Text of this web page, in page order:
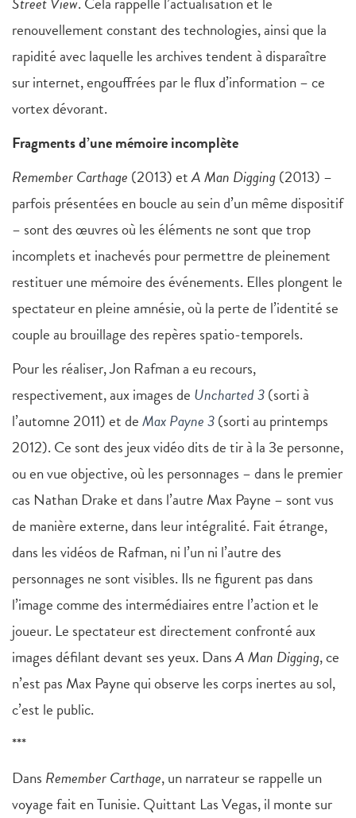
renouvellement constant des technologies, ainsi que la
rapidité avec laquelle les archives tendent à disparaître
sur internet, engouffrées par le flux d’information – ce
vortex dévorant.
Fragments d’une mémoire incomplète
Remember Carthage (2013) etA Man Digging(2013) –
parfois présentées en boucle au sein d’un même dispositif
– sont des œuvres où les éléments ne sont que trop
incomplets et inachevés pour permettre de pleinement
restituer une mémoire des événements. Elles plongent le
spectateur en pleine amnésie, où la perte de l’identité se
couple au brouillage des repères spatio-temporels.
Pour les réaliser, Jon Rafman a eu recours,
respectivement, aux images de Uncharted 3(sorti à
l’automne 2011) et deMax Payne 3(sorti au printemps
2012). Ce sont des jeux vidéo dits de tir à la 3e personne,
ou en vue objective, où les personnages – dans le premier
cas Nathan Drake et dans l’autre Max Payne – sont vus
de manière externe, dans leur intégralité. Fait étrange,
dans les vidéos de Rafman, ni l’un ni l’autre des
personnages ne sont visibles. Ils ne figurent pas dans
l’image comme des intermédiaires entre l’action et le
joueur. Le spectateur est directement confronté aux
images défilant devant ses yeux. DansA Man Digging, ce
n’est pas Max Payne qui observe les corps inertes au sol,
c’est le public.
***
Dans Remember Carthage, un narrateur se rappelle un
voyage fait en Tunisie. Quittant Las Vegas, il monte sur